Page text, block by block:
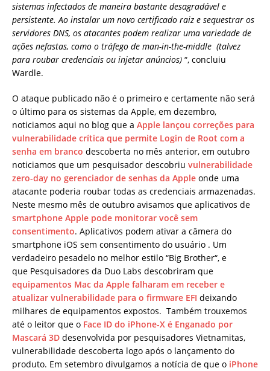
sistemas infectados de maneira bastante desagradável e
persistente. Ao instalar um novo certificado raiz e sequestrar os
servidores DNS, os atacantes podem realizar uma variedade de
ações nefastas, como o tráfego de man-in-the-middle (talvez
para roubar credenciais ou injetar anúncios) “, concluiu
Wardle.
O ataque publicado não é o primeiro e certamente não será
o último para os sistemas da Apple, em dezembro,
noticiamos aqui no blog que a Apple lançou correções para
vulnerabilidade crítica que permite Login de Root com a
senha em branco descoberta no mês anterior, em outubro
noticiamos que um pesquisador descobriu vulnerabilidade
zero-day no gerenciador de senhas da Apple onde uma
atacante poderia roubar todas as credenciais armazenadas.
Neste mesmo mês de outubro avisamos que aplicativos de
smartphone Apple pode monitorar você sem
consentimento. Aplicativos podem ativar a câmera do
smartphone iOS sem consentimento do usuário . Um
verdadeiro pesadelo no melhor estilo “Big Brother“, e
que Pesquisadores da Duo Labs descobriram que
equipamentos Mac da Apple falharam em receber e
atualizar vulnerabilidade para o firmware EFI deixando
milhares de equipamentos expostos. Também trouxemos
até o leitor que o Face ID do iPhone-X é Enganado por
Mascará 3D desenvolvida por pesquisadores Vietnamitas,
vulnerabilidade descoberta logo após o lançamento do
produto. Em setembro divulgamos a notícia de que o iPhone